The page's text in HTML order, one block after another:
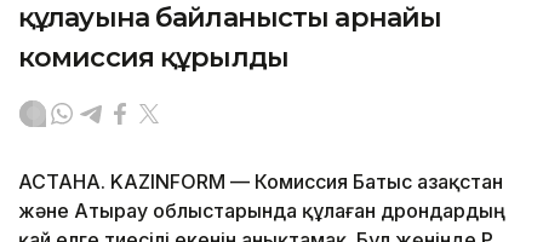
құлауына байланысты арнайы
комиссия құрылды
АСТАНА. KAZINFORM — Комиссия Батыс Қазақстан
және Атырау облыстарында құлаған дрондардың